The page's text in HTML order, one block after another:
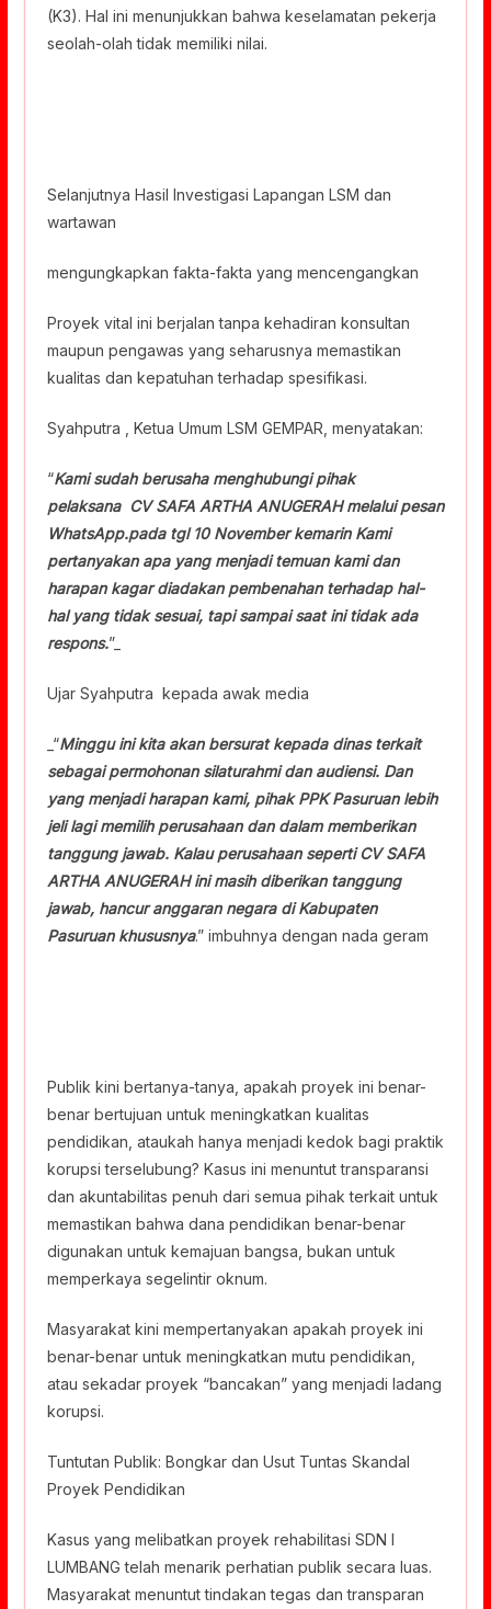
(K3). Hal ini menunjukkan bahwa keselamatan pekerja
seolah-olah tidak memiliki nilai.
Selanjutnya Hasil Investigasi Lapangan LSM dan
wartawan
mengungkapkan fakta-fakta yang mencengangkan
Proyek vital ini berjalan tanpa kehadiran konsultan
maupun pengawas yang seharusnya memastikan
kualitas dan kepatuhan terhadap spesifikasi.
Syahputra , Ketua Umum LSM GEMPAR, menyatakan:
“Kami sudah berusaha menghubungi pihak
pelaksana CV SAFA ARTHA ANUGERAH melalui pesan
WhatsApp.pada tgl 10 November kemarin Kami
pertanyakan apa yang menjadi temuan kami dan
harapan kagar diadakan pembenahan terhadap hal-
hal yang tidak sesuai, tapi sampai saat ini tidak ada
respons.”_
Ujar Syahputra kepada awak media
_“Minggu ini kita akan bersurat kepada dinas terkait
sebagai permohonan silaturahmi dan audiensi. Dan
yang menjadi harapan kami, pihak PPK Pasuruan lebih
jeli lagi memilih perusahaan dan dalam memberikan
tanggung jawab. Kalau perusahaan seperti CV SAFA
ARTHA ANUGERAH ini masih diberikan tanggung
jawab, hancur anggaran negara di Kabupaten
Pasuruan khususnya.” imbuhnya dengan nada geram
Publik kini bertanya-tanya, apakah proyek ini benar-
benar bertujuan untuk meningkatkan kualitas
pendidikan, ataukah hanya menjadi kedok bagi praktik
korupsi terselubung? Kasus ini menuntut transparansi
dan akuntabilitas penuh dari semua pihak terkait untuk
memastikan bahwa dana pendidikan benar-benar
digunakan untuk kemajuan bangsa, bukan untuk
memperkaya segelintir oknum.
Masyarakat kini mempertanyakan apakah proyek ini
benar-benar untuk meningkatkan mutu pendidikan,
atau sekadar proyek “bancakan” yang menjadi ladang
korupsi.
Tuntutan Publik: Bongkar dan Usut Tuntas Skandal
Proyek Pendidikan
Kasus yang melibatkan proyek rehabilitasi SDN I
LUMBANG telah menarik perhatian publik secara luas.
Masyarakat menuntut tindakan tegas dan transparan